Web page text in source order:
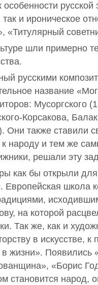
и ироническое
«Титулярный
шли примерно
русскими
название
Мусоргского
Корсакова,
также ставили
к народу и тем же
решали эту
как бы открыли
школа
на которой
Так же, как и
в искусстве, к
жизни». Появились
«Борис
становится народ,